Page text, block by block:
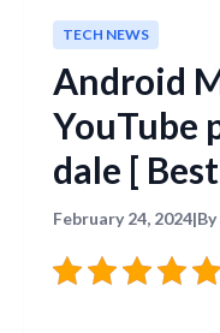
TECH NEWS
Android
YouTube
dale [
February 24, 2024|